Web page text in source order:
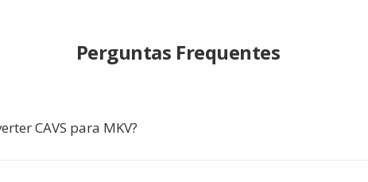
Perguntas Frequentes
CAVS para MKV?